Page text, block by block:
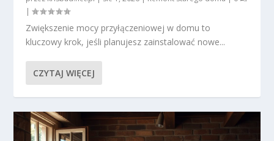
|
Zwiększenie mocy przyłączeniowej w domu to
kluczowy krok, jeśli planujesz zainstalować nowe...
CZYTAJ WIĘCEJ